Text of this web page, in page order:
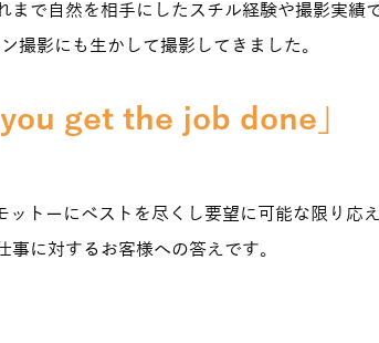
で自然を相手にしたスチル経験や撮影実績で
撮影にも生かして撮影してきました。
get the job done」
ットーにベストを尽くし要望に可能な限り応え
事に対するお客様への答えです。